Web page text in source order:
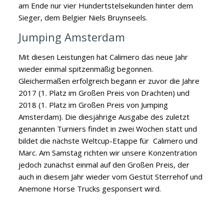
am Ende nur vier Hundertstelsekunden hinter dem
Sieger, dem Belgier Niels Bruynseels.
Jumping Amsterdam
Mit diesen Leistungen hat Calimero das neue Jahr
wieder einmal spitzenmäßig begonnen.
Gleichermaßen erfolgreich begann er zuvor die Jahre
2017 (1. Platz im Großen Preis von Drachten) und
2018 (1. Platz im Großen Preis von Jumping
Amsterdam). Die diesjährige Ausgabe des zuletzt
genannten Turniers findet in zwei Wochen statt und
bildet die nächste Weltcup-Etappe für Calimero und
Marc. Am Samstag richten wir unsere Konzentration
jedoch zunächst einmal auf den Großen Preis, der
auch in diesem Jahr wieder vom Gestüt Sterrehof und
Anemone Horse Trucks gesponsert wird.